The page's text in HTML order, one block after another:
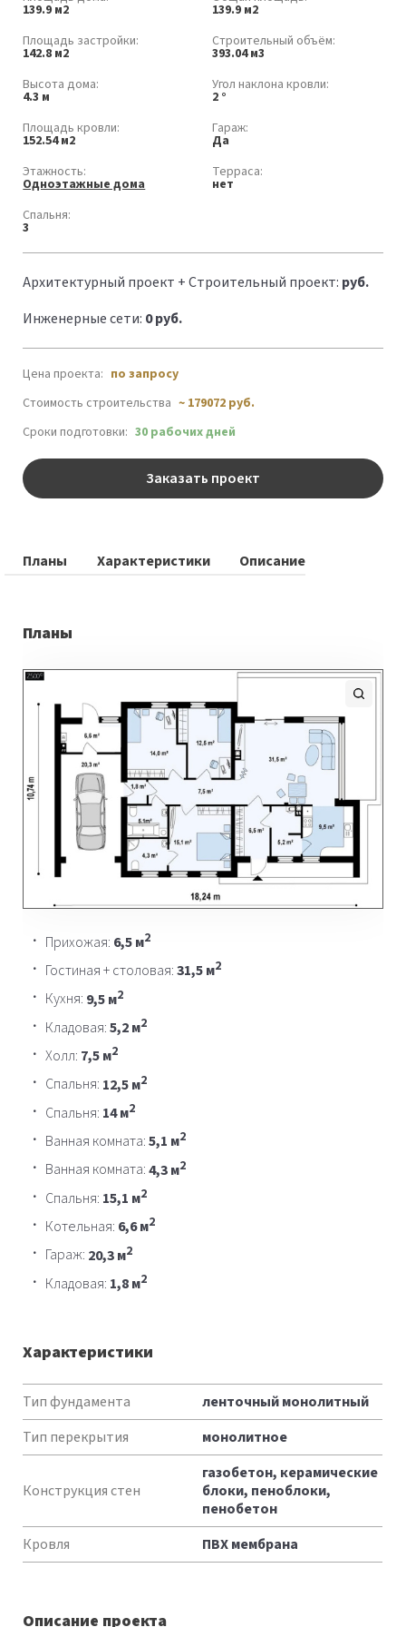
139.9 м2
139.9 м2
Площадь застройки:
142.8 м2
Строительный объём:
393.04 м3
Высота дома:
4.3 м
Угол наклона кровли:
2 °
Площадь кровли:
152.54 м2
Гараж:
Да
Этажность:
Одноэтажные дома
Терраса:
нет
Спальня:
3
Архитектурный проект + Строительный проект: руб.
Инженерные сети: 0 руб.
Цена проекта: по запросу
Стоимость строительства ~ 179072 руб.
Сроки подготовки: 30 рабочих дней
Заказать проект
Планы Характеристики Описание
Планы
Прихожая: 6,5 м2
Гостиная + столовая:31,5 м2
Кухня: 9,5 м2
Кладовая:5,2 м2
Холл: 7,5 м2
Спальня: 12,5 м2
Спальня: 14 м2
Ванная комната:5,1 м2
Ванная комната:4,3 м2
Спальня: 15,1 м2
Котельная: 6,6 м2
Гараж: 20,3 м2
Кладовая: 1,8 м2
Характеристики
Характеристики
Тип фундамента
ленточный монолитный
Тип перекрытия
монолитное
Конструкция стен
газобетон, керамические
блоки, пеноблоки,
пенобетон
Кровля
ПВХ мембрана
Описание проекта